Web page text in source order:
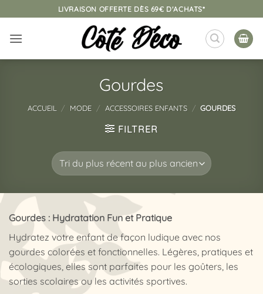
au
contenu
LIVRAISON OFFERTE DÈS 69€ D'ACHATS*
Gourdes
ACCUEIL / MODE / ACCESSOIRES ENFANTS / GOURDES
FILTRER
Gourdes : Hydratation Fun et Pratique
Hydratez votre enfant de façon ludique avec nos
gourdes colorées et fonctionnelles. Légères, pratiques et
écologiques, elles sont parfaites pour les goûters, les
sorties scolaires ou les activités sportives.